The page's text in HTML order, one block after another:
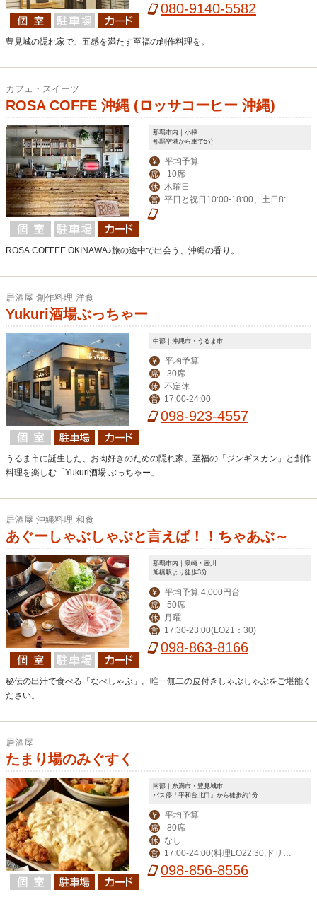
080-9140-5582
豊見城の隠れ家で、五感を満たす至福の創作料理を。
カフェ・スイーツ
ROSA COFFE 沖縄 (ロッサコーヒー 沖縄)
那覇市内｜小禄
那覇空港から車で5分
￥ 平均予算
席 10席
休 木曜日
営
平日と祝日10:00-18:00、土日8:3
0-18:00
ROSA COFFEE OKINAWA♪旅の途中で出会う、沖縄の香り。
居酒屋 創作料理 洋食
Yukuri酒場ぶっちゃー
中部｜沖縄市・うるま市
￥ 平均予算
席 30席
休 不定休
営 17:00-24:00
098-923-4557
うるま市に誕生した、お肉好きのための隠れ家。至福の「ジンギスカン」と創作
料理を楽しむ「Yukuri酒場 ぶっちゃー」
居酒屋 沖縄料理 和食
あぐーしゃぶしゃぶと言えば！！ちゃあぶ～
那覇市内｜泉崎・壺川
旭橋駅より徒歩3分
￥ 平均予算 4,000円台
席 50席
休 月曜
営 17:30-23:00(LO21：30)
098-863-8166
秘伝の出汁で食べる「なべしゃぶ」。唯一無二の皮付きしゃぶしゃぶをご堪能く
ださい。
居酒屋
たまり場のみぐすく
南部｜糸満市・豊見城市
バス停「平和台北口」から徒歩約1分
￥ 平均予算
席 80席
休 なし
営
17:00-24:00(料理LO22:30,ドリン
クLO23:30）
098-856-8556